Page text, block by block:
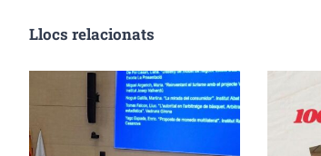
Llocs relacionats